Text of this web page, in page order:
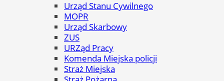
Urząd Stanu Cywilnego
MOPR
Urząd Skarbowy
ZUS
URZąd Pracy
Komenda Miejska policji
Straż Miejska